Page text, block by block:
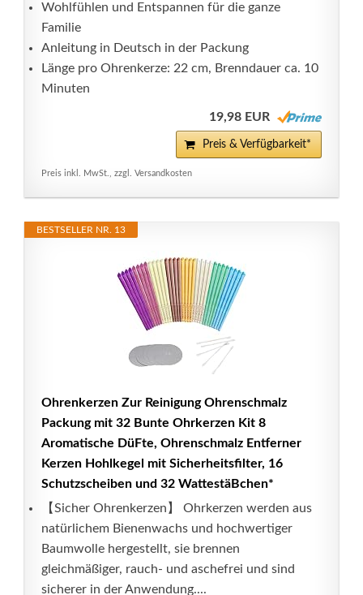
Wohlfühlen und Entspannen für die ganze
Familie
Anleitung in Deutsch in der Packung
Länge pro Ohrenkerze: 22 cm, Brenndauer ca. 10
Minuten
19,98 EUR
Preis & Verfügbarkeit*
Preis inkl. MwSt., zzgl. Versandkosten
BESTSELLER NR. 13
Ohrenkerzen Zur Reinigung Ohrenschmalz
Packung mit 32 Bunte Ohrkerzen Kit 8
Aromatische DüFte, Ohrenschmalz Entferner
Kerzen Hohlkegel mit Sicherheitsfilter, 16
Schutzscheiben und 32 WattestäBchen*
【Sicher Ohrenkerzen】 Ohrkerzen werden aus
natürlichem Bienenwachs und hochwertiger
Baumwolle hergestellt, sie brennen
gleichmäßiger, rauch- und aschefrei und sind
sicherer in der Anwendung....